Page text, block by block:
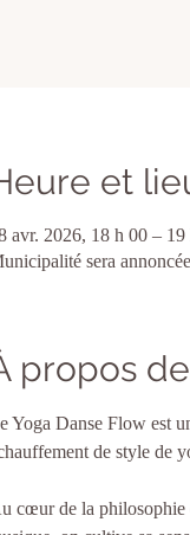
et
avr. 2026, 18 h 00 – 19
sera
propos
Yoga Danse Flow est
de style de
cœur de la philosophie